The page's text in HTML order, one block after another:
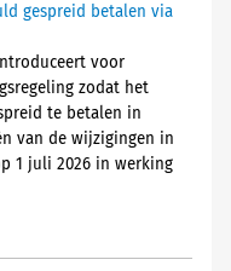
gespreid betalen via
voor
zodat het
te betalen in
van de wijzigingen in
1 juli 2026 in werking